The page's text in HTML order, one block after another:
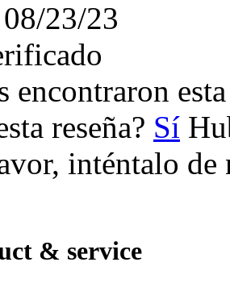
08/23/23
encontraron
reseña? Sí
inténtalo de
& service